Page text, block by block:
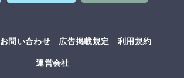
お問い合わせ 広告掲載規定
利用規約
運営会社